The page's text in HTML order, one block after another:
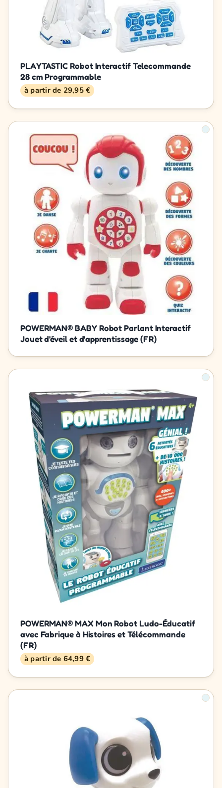
PLAYTASTIC Robot Interactif Telecommande
28 cm Programmable
à partir de 29,95 €
POWERMAN® BABY Robot Parlant Interactif
Jouet d'éveil et d'apprentissage (FR)
POWERMAN® MAX Mon Robot Ludo-Éducatif
avec Fabrique à Histoires et Télécommande
(FR)
à partir de 64,99 €